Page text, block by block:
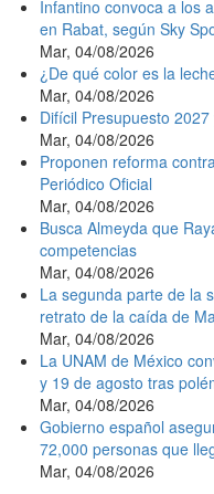
Infantino convoca a los
en Rabat, según Sky
Mar, 04/08/2026
¿De qué color es la
Mar, 04/08/2026
Difícil Presupuesto
Mar, 04/08/2026
Proponen reforma
Periódico Oficial
Mar, 04/08/2026
Busca Almeyda que
competencias
Mar, 04/08/2026
La segunda parte de la
retrato de la caída de
Mar, 04/08/2026
La UNAM de México
y 19 de agosto tras
Mar, 04/08/2026
Gobierno español
72,000 personas que
Mar, 04/08/2026